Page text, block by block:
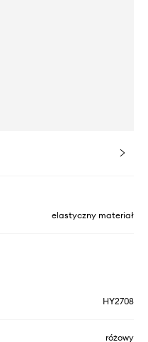
elastyczny materiał
HY2708
różowy